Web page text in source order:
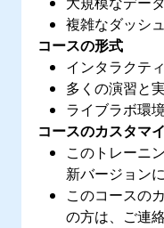
複雑なダッシ
コースの形式
インタラクテ
多くの演習と
ライブラボ環
コースのカスタマ
このトレーニ
新バージョン
このコースの
の方は、ご連